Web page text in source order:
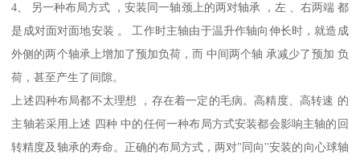
4、 另一种布局方式 ，安装同一轴颈上的两对轴承 ，左 、右两端 都
是成对面对面地安装 。 工作时主轴由于温升作轴向伸长时，就造成
外侧的两个轴承上增加了预加负荷，而 中间两个轴 承减少了预加 负
荷，甚至产生了间隙。
上述四种布局都不太理想 ，存在着一定的毛病。高精度、高转速 的
主轴若采用上述 四种 中的任何一种布局方式安装都会影响主轴的回
转精度及轴承的寿命。正确的布局方式，两对"同向''安装的向心球轴